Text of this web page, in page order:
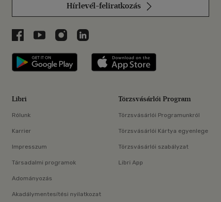
Hírlevél-feliratkozás
Libri a Facebookon
Libri a Youtube-on
Libri az Instagramon
Libri a LinkedInen
Libri applikáció Szerezd meg: Google
Libri
Rólunk
Karrier
Impresszum
Társadalmi programok
Adományozás
Akadálymentesítési nyilatkozat
Törzsvásárlói Program
Törzsvásárlói Programunkról
Törzsvásárlói Kártya egyenlege
Törzsvásárlói szabályzat
Libri App